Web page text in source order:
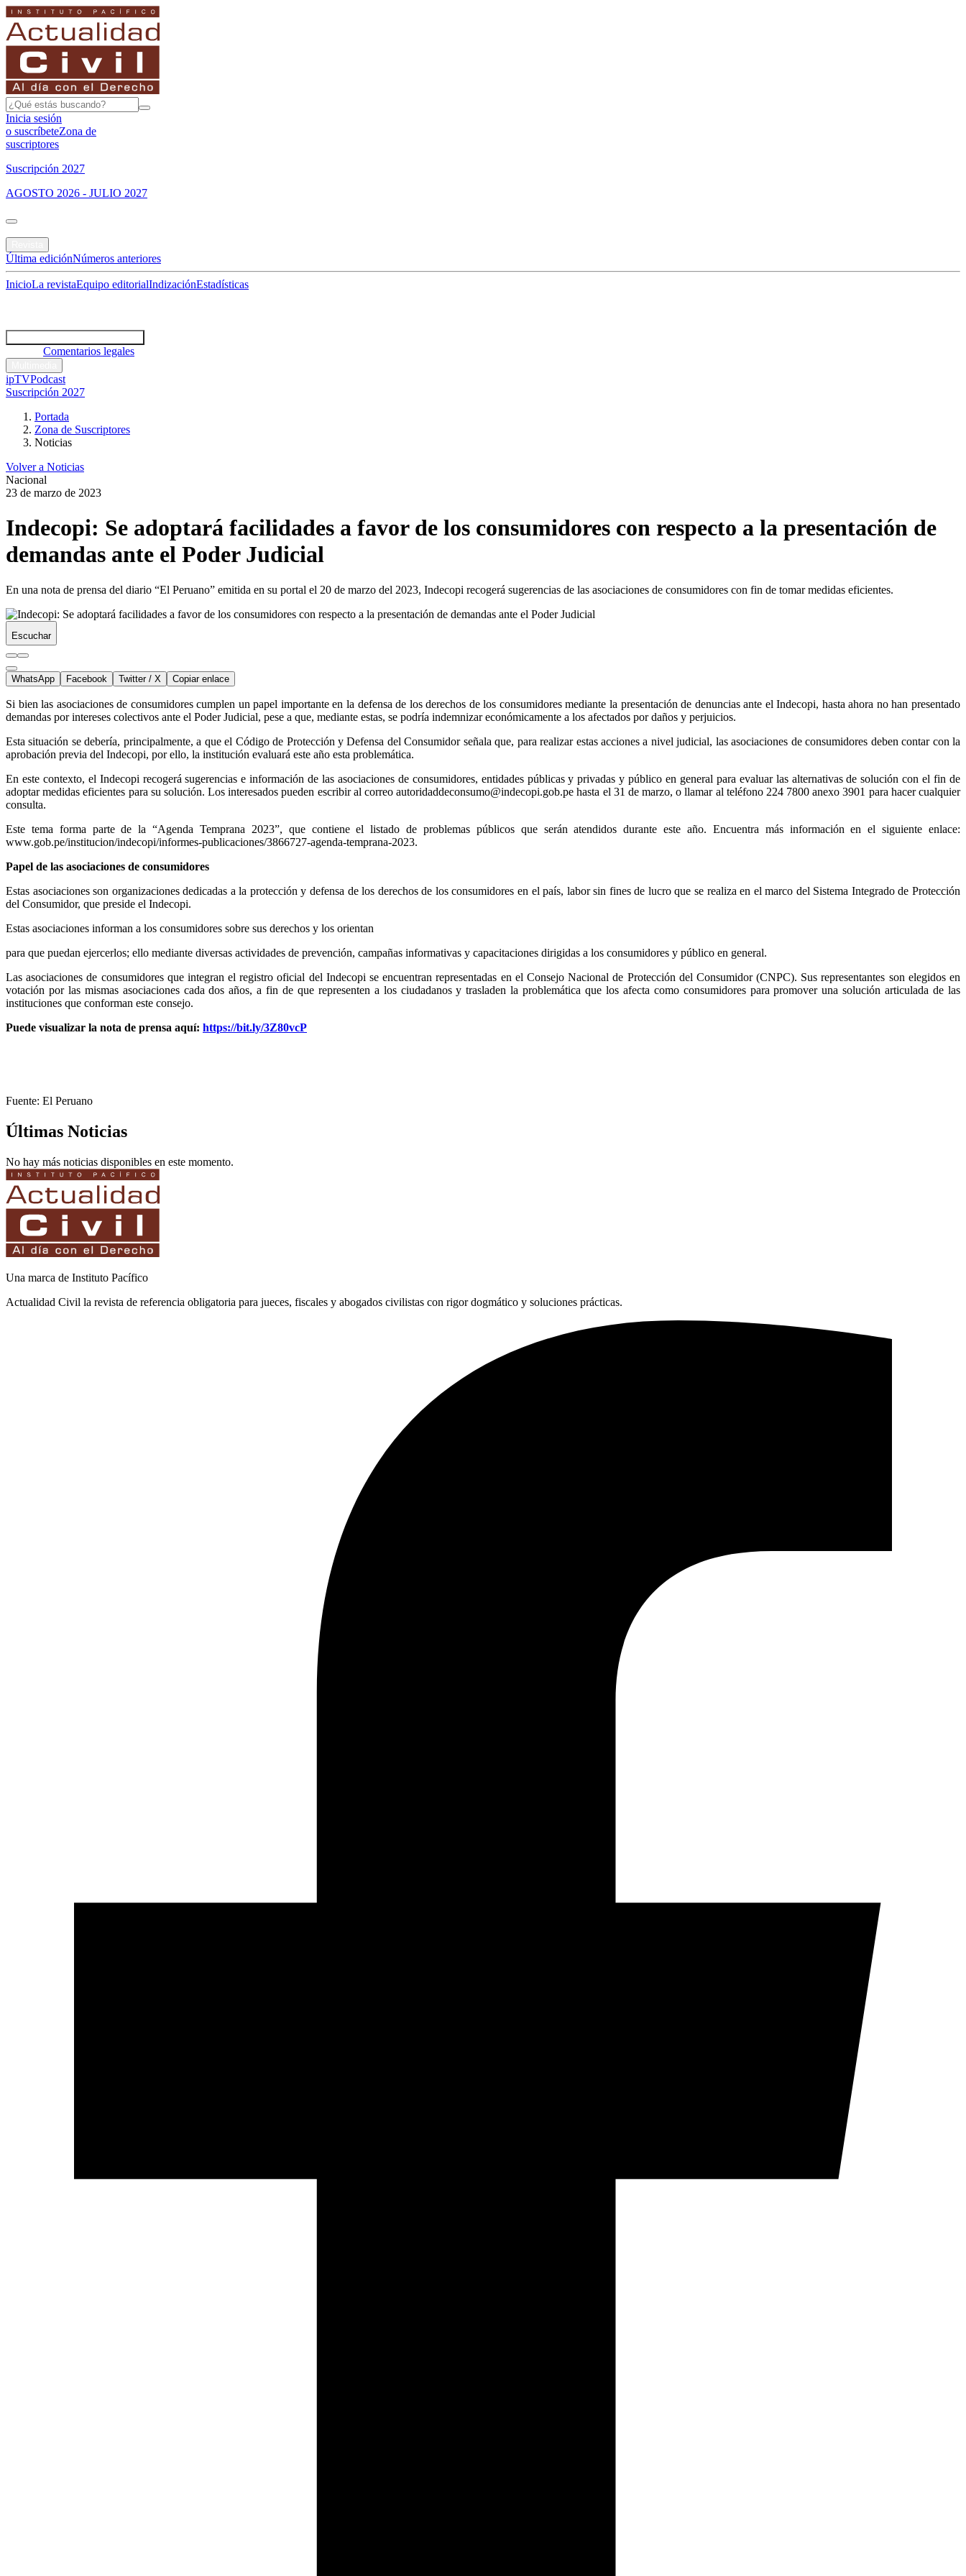
Inicia sesión
o suscríbeteZona de
suscriptores
Suscripción 2027
AGOSTO 2026 - JULIO 2027
Última ediciónNúmeros anteriores
InicioLa revistaEquipo editorialIndizaciónEstadísticas
Comentarios legales
ipTVPodcast
Suscripción 2027
Portada
Zona de Suscriptores
Noticias
Volver a Noticias
Nacional
23 de marzo de 2023
Indecopi: Se adoptará facilidades a favor de los consumidores con respecto a la presentación de
demandas ante el Poder Judicial
En una nota de prensa del diario “El Peruano” emitida en su portal el 20 de marzo del 2023, Indecopi recogerá sugerencias de las asociaciones de consumidores con fin de tomar medidas eficientes.
Escuchar
WhatsApp Facebook Twitter / X Copiar enlace
Si bien las asociaciones de consumidores cumplen un papel importante en la defensa de los derechos de los consumidores mediante la presentación de denuncias ante el Indecopi, hasta ahora no han presentado
demandas por intereses colectivos ante el Poder Judicial, pese a que, mediante estas, se podría indemnizar económicamente a los afectados por daños y perjuicios.
Esta situación se debería, principalmente, a que el Código de Protección y Defensa del Consumidor señala que, para realizar estas acciones a nivel judicial, las asociaciones de consumidores deben contar con la
aprobación previa del Indecopi, por ello, la institución evaluará este año esta problemática.
En este contexto, el Indecopi recogerá sugerencias e información de las asociaciones de consumidores, entidades públicas y privadas y público en general para evaluar las alternativas de solución con el fin de
adoptar medidas eficientes para su solución. Los interesados pueden escribir al correo autoridaddeconsumo@indecopi.gob.pe hasta el 31 de marzo, o llamar al teléfono 224 7800 anexo 3901 para hacer cualquier
consulta.
Este tema forma parte de la “Agenda Temprana 2023”, que contiene el listado de problemas públicos que serán atendidos durante este año. Encuentra más información en el siguiente enlace:
www.gob.pe/institucion/indecopi/informes-publicaciones/3866727-agenda-temprana-2023.
Papel de las asociaciones de consumidores
Estas asociaciones son organizaciones dedicadas a la protección y defensa de los derechos de los consumidores en el país, labor sin fines de lucro que se realiza en el marco del Sistema Integrado de Protección
del Consumidor, que preside el Indecopi.
Estas asociaciones informan a los consumidores sobre sus derechos y los orientan
para que puedan ejercerlos; ello mediante diversas actividades de prevención, campañas informativas y capacitaciones dirigidas a los consumidores y público en general.
Las asociaciones de consumidores que integran el registro oficial del Indecopi se encuentran representadas en el Consejo Nacional de Protección del Consumidor (CNPC). Sus representantes son elegidos en
votación por las mismas asociaciones cada dos años, a fin de que representen a los ciudadanos y trasladen la problemática que los afecta como consumidores para promover una solución articulada de las
instituciones que conforman este consejo.
Puede visualizar la nota de prensa aquí: https://bit.ly/3Z80vcP
Fuente: El Peruano
Últimas Noticias
No hay más noticias disponibles en este momento.
Una marca de Instituto Pacífico
Actualidad Civil la revista de referencia obligatoria para jueces, fiscales y abogados civilistas con rigor dogmático y soluciones prácticas.